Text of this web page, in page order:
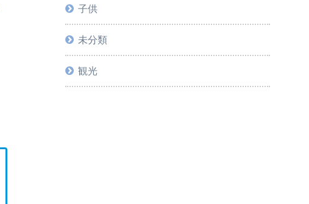
子供
未分類
観光